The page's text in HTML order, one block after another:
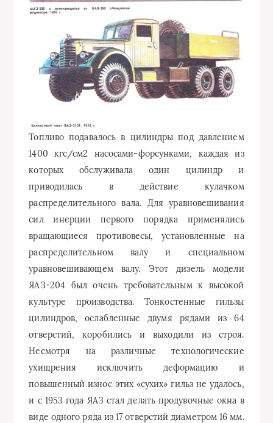
Топливо подавалось в цилиндры под давлением
1400 кгс/см2 насосами-форсунками, каждая из
которых обслуживала один цилиндр и
приводилась в действие кулачком
распределительного вала. Для уравновешивания
сил инерции первого порядка применялись
вращающиеся противовесы, установленные на
распределительном валу и специальном
уравновешивающем валу. Этот дизель модели
ЯАЗ-204 был очень требовательным к высокой
культуре производства. Тонкостенные гильзы
цилиндров, ослабленные двумя рядами из 64
отверстий, коробились и выходили из строя.
Несмотря на различные технологические
ухищрения исключить деформацию и
повышенный износ этих «сухих» гильз не удалось,
и с 1953 года ЯАЗ стал делать продувочные окна в
виде одного ряда из 17 отверстий диаметром 16 мм.